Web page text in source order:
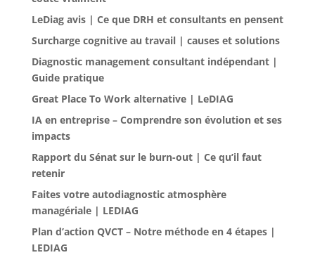
LeDiag avis | Ce que DRH et consultants en pensent
Surcharge cognitive au travail | causes et solutions
Diagnostic management consultant indépendant |
Guide pratique
Great Place To Work alternative | LeDIAG
IA en entreprise – Comprendre son évolution et ses
impacts
Rapport du Sénat sur le burn-out | Ce qu’il faut
retenir
Faites votre autodiagnostic atmosphère
managériale | LEDIAG
Plan d’action QVCT – Notre méthode en 4 étapes |
LEDIAG